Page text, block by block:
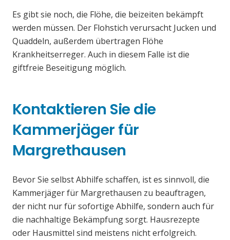
Es gibt sie noch, die Flöhe, die beizeiten bekämpft
werden müssen. Der Flohstich verursacht Jucken und
Quaddeln, außerdem übertragen Flöhe
Krankheitserreger. Auch in diesem Falle ist die
giftfreie Beseitigung möglich.
Kontaktieren Sie die
Kammerjäger für
Margrethausen
Bevor Sie selbst Abhilfe schaffen, ist es sinnvoll, die
Kammerjäger für Margrethausen zu beauftragen,
der nicht nur für sofortige Abhilfe, sondern auch für
die nachhaltige Bekämpfung sorgt. Hausrezepte
oder Hausmittel sind meistens nicht erfolgreich.